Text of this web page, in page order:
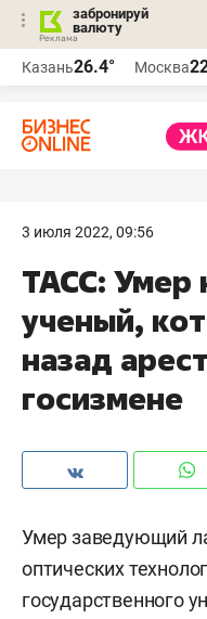
забронируй
валюту
Казань26.4° Москва
3 июля 2022, 09:56
ТАСС: Умер
ученый,
назад
госизмене
Умер заведующий
оптических
государственного